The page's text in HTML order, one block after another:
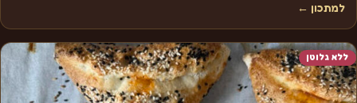
למתכון ←
ללא גלוטן